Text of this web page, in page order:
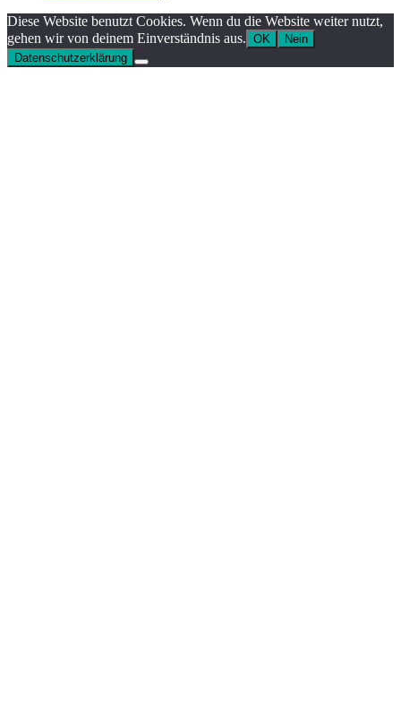
Diese Website benutzt Cookies. Wenn du die Website weiter nutzt,
gehen wir von deinem Einverständnis aus. OK
Nein
Datenschutzerklärung